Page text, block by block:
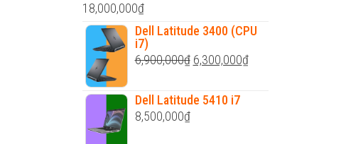
18,000,000₫
Dell Latitude 3400 (CPU
i7)
6,900,000₫ Original
was:
6,300,000₫Current
Dell Latitude 5410 i7
8,500,000₫